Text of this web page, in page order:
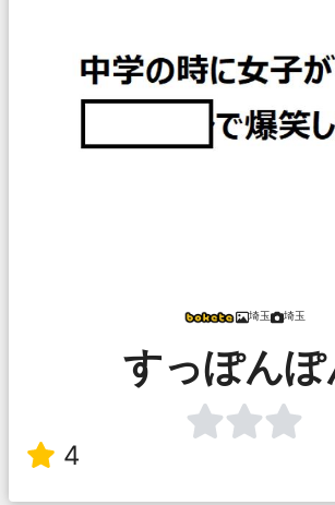
埼玉 埼玉
すっぽんぽ
4